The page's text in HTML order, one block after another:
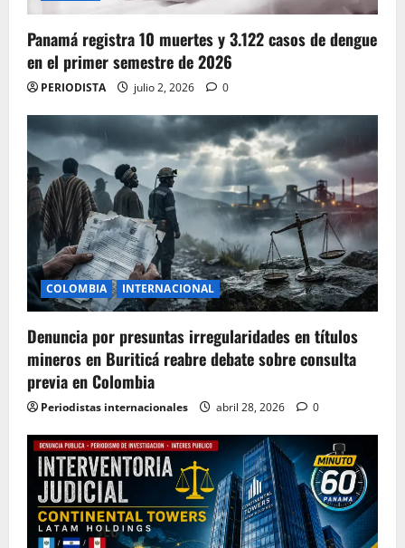
Panamá registra 10 muertes y 3.122 casos de dengue
en el primer semestre de 2026
PERIODISTA julio 2, 2026 0
COLOMBIA INTERNACIONAL
Denuncia por presuntas irregularidades en títulos
mineros en Buriticá reabre debate sobre consulta
previa en Colombia
Periodistas internacionales abril 28, 2026 0